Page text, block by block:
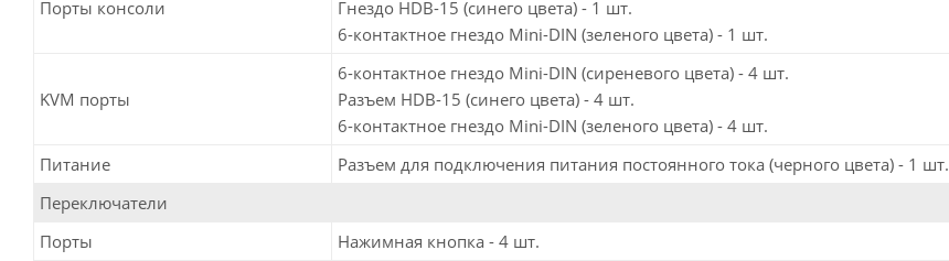
Порты консоли
Гнездо HDB-15 (синего цвета) - 1 шт.
6-контактное гнездо Mini-DIN (зеленого цвета) - 1 шт.
KVM порты
6-контактное гнездо Mini-DIN (сиреневого цвета) - 4 шт.
Разъем HDB-15 (синего цвета) - 4 шт.
6-контактное гнездо Mini-DIN (зеленого цвета) - 4 шт.
Питание
Разъем для подключения питания постоянного тока (черного цвета) - 1 шт.
Переключатели
Порты
Нажимная кнопка - 4 шт.